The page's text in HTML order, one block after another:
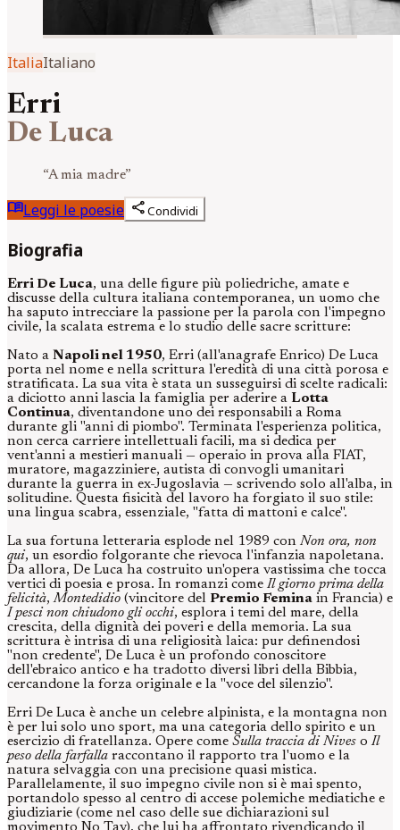
ItaliaItaliano
Erri
De Luca
“A mia madre”
menu_bookLeggi le poesie shareCondividi
Biografia
Erri De Luca, una delle figure più poliedriche, amate e
discusse della cultura italiana contemporanea, un uomo che
ha saputo intrecciare la passione per la parola con l'impegno
civile, la scalata estrema e lo studio delle sacre scritture:
Nato a Napoli nel 1950, Erri (all'anagrafe Enrico) De Luca
porta nel nome e nella scrittura l'eredità di una città porosa e
stratificata. La sua vita è stata un susseguirsi di scelte radicali:
a diciotto anni lascia la famiglia per aderire a Lotta
Continua, diventandone uno dei responsabili a Roma
durante gli "anni di piombo". Terminata l'esperienza politica,
non cerca carriere intellettuali facili, ma si dedica per
vent'anni a mestieri manuali — operaio in prova alla FIAT,
muratore, magazziniere, autista di convogli umanitari
durante la guerra in ex-Jugoslavia — scrivendo solo all'alba, in
solitudine. Questa fisicità del lavoro ha forgiato il suo stile:
una lingua scabra, essenziale, "fatta di mattoni e calce".
La sua fortuna letteraria esplode nel 1989 con Non ora, non
qui, un esordio folgorante che rievoca l'infanzia napoletana.
Da allora, De Luca ha costruito un'opera vastissima che tocca
vertici di poesia e prosa. In romanzi come Il giorno prima della
felicità,Montedidio (vincitore del Premio Femina in Francia) e
I pesci non chiudono gli occhi, esplora i temi del mare, della
crescita, della dignità dei poveri e della memoria. La sua
scrittura è intrisa di una religiosità laica: pur definendosi
"non credente", De Luca è un profondo conoscitore
dell'ebraico antico e ha tradotto diversi libri della Bibbia,
cercandone la forza originale e la "voce del silenzio".
Erri De Luca è anche un celebre alpinista, e la montagna non
è per lui solo uno sport, ma una categoria dello spirito e un
esercizio di fratellanza. Opere come Sulla traccia di Nives o Il
peso della farfalla raccontano il rapporto tra l'uomo e la
natura selvaggia con una precisione quasi mistica.
Parallelamente, il suo impegno civile non si è mai spento,
portandolo spesso al centro di accese polemiche mediatiche e
giudiziarie (come nel caso delle sue dichiarazioni sul